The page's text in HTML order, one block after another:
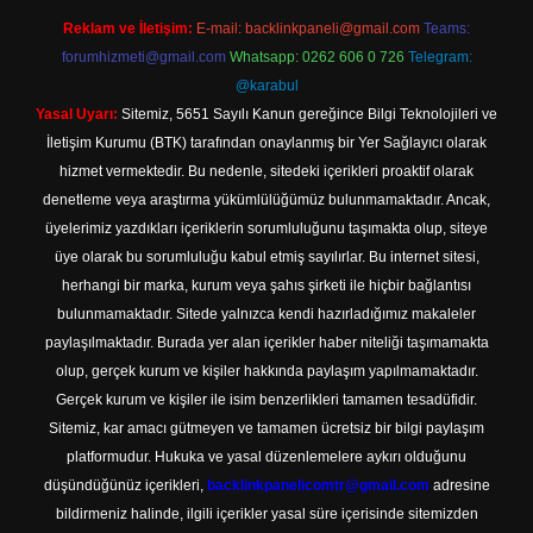
Reklam ve İletişim: E-mail: backlinkpaneli@gmail.com Teams:
forumhizmeti@gmail.com Whatsapp: 0262 606 0 726 Telegram:
@karabul
Yasal Uyarı: Sitemiz, 5651 Sayılı Kanun gereğince Bilgi Teknolojileri ve
İletişim Kurumu (BTK) tarafından onaylanmış bir Yer Sağlayıcı olarak
hizmet vermektedir. Bu nedenle, sitedeki içerikleri proaktif olarak
denetleme veya araştırma yükümlülüğümüz bulunmamaktadır. Ancak,
üyelerimiz yazdıkları içeriklerin sorumluluğunu taşımakta olup, siteye
üye olarak bu sorumluluğu kabul etmiş sayılırlar. Bu internet sitesi,
herhangi bir marka, kurum veya şahıs şirketi ile hiçbir bağlantısı
bulunmamaktadır. Sitede yalnızca kendi hazırladığımız makaleler
paylaşılmaktadır. Burada yer alan içerikler haber niteliği taşımamakta
olup, gerçek kurum ve kişiler hakkında paylaşım yapılmamaktadır.
Gerçek kurum ve kişiler ile isim benzerlikleri tamamen tesadüfidir.
Sitemiz, kar amacı gütmeyen ve tamamen ücretsiz bir bilgi paylaşım
platformudur. Hukuka ve yasal düzenlemelere aykırı olduğunu
düşündüğünüz içerikleri, backlinkpanelicomtr@gmail.com adresine
bildirmeniz halinde, ilgili içerikler yasal süre içerisinde sitemizden